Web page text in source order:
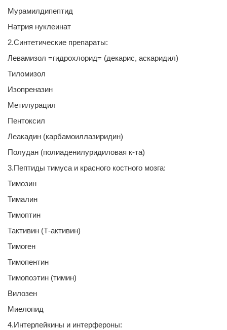
Мурамилдипептид
Натрия нуклеинат
2.Синтетические препараты:
Левамизол =гидрохлорид= (декарис, аскаридил)
Тиломизол
Изопреназин
Метилурацил
Пентоксил
Леакадин (карбамоиллазиридин)
Полудан (полиаденилуридиловая к-та)
3.Пептиды тимуса и красного костного мозга:
Тимозин
Тималин
Тимоптин
Тактивин (Т-активин)
Тимоген
Тимопентин
Тимопоэтин (тимин)
Вилозен
Миелопид
4.Интерлейкины и интерфероны: